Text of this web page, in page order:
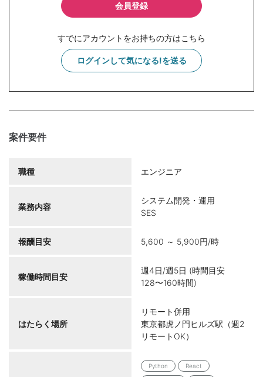
会員登録
すでにアカウントをお持ちの方はこちら
ログインして気になる!を送る
案件要件
職種 エンジニア
業務内容
システム開発・運用
SES
報酬目安 5,600 ～ 5,900円/時
稼働時間目安
週4日/週5日 (時間目安
128〜160時間)
はたらく場所
リモート併用
東京都虎ノ門ヒルズ駅（週2
リモートOK）
Python React